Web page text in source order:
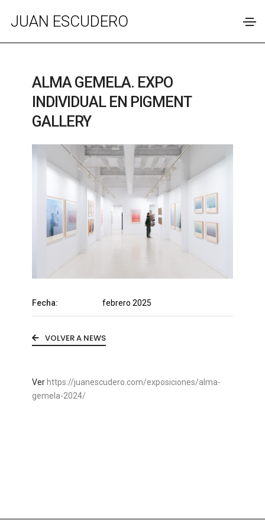
JUAN ESCUDERO
ALMA GEMELA. EXPO
INDIVIDUAL EN PIGMENT
GALLERY
Fecha: febrero 2025
VOLVER A NEWS
Ver https://juanescudero.com/exposiciones/alma-
gemela-2024/